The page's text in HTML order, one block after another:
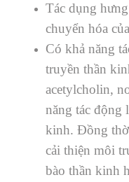
Tác dụng
chuyển hóa
Có khả năng
truyền thần
acetylcholin,
năng tác động
kinh. Đồng
cải thiện môi
bào thần kinh